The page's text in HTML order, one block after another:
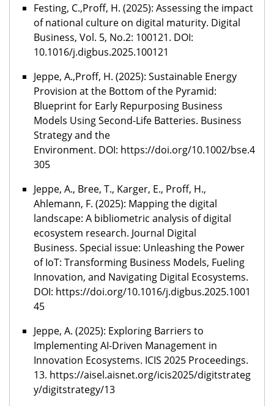
Festing, C.,Proff, H. (2025): Assessing the impact
of national culture on digital maturity. Digital
Business, Vol. 5, No.2: 100121. DOI:
10.1016/j.digbus.2025.100121
Jeppe, A.,Proff, H. (2025): Sustainable Energy
Provision at the Bottom of the Pyramid:
Blueprint for Early Repurposing Business
Models Using Second-Life Batteries. Business
Strategy and the
Environment. DOI: https://doi.org/10.1002/bse.4
305
Jeppe, A., Bree, T., Karger, E., Proff, H.,
Ahlemann, F. (2025): Mapping the digital
landscape: A bibliometric analysis of digital
ecosystem research. Journal Digital
Business. Special issue: Unleashing the Power
of IoT: Transforming Business Models, Fueling
Innovation, and Navigating Digital Ecosystems.
DOI: https://doi.org/10.1016/j.digbus.2025.1001
45
Jeppe, A. (2025): Exploring Barriers to
Implementing AI-Driven Management in
Innovation Ecosystems. ICIS 2025 Proceedings.
13. https://aisel.aisnet.org/icis2025/digitstrateg
y/digitstrategy/13